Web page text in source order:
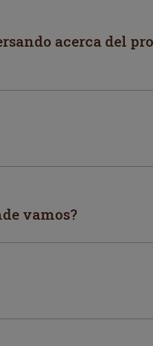
acerca del
vamos?